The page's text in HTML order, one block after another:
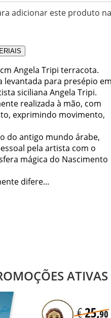
adicionar este produto na
Angela Tripi terracota.
levantada para presépio
siciliana Angela Tripi.
realizada à mão, com
exprimindo movimento,
do antigo mundo árabe,
pela artista com o
mágica do Nascimento
difere...
ATIVAS